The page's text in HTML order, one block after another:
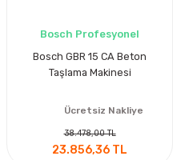
Bosch Profesyonel
Bosch GBR 15 CA Beton
Taşlama Makinesi
Ücretsiz Nakliye
38.478,00 TL
23.856,36 TL